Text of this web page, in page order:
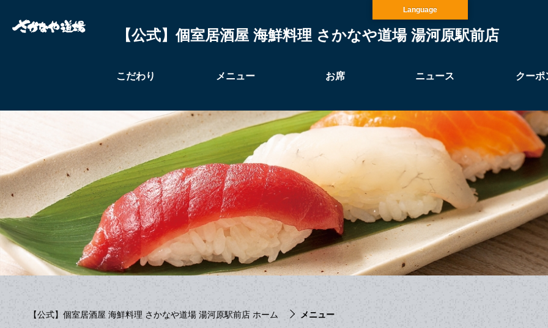
【公式】個室居酒屋 海鮮料理 さかなや道場 湯河原駅前店
こだわり メニュー お席 ニュース クーポ
【公式】個室居酒屋 海鮮料理 さかなや道場 湯河原駅前店 ホーム メニュー
Language